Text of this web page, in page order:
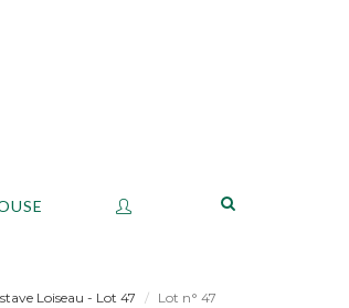
Loiseau - Lot 47 Lot n° 47